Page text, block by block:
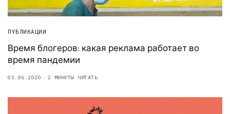
ПУБЛИКАЦИИ
Время блогеров: какая реклама работает во
время пандемии
01.06.2020 2 МИНУТЫ ЧИТАТЬ